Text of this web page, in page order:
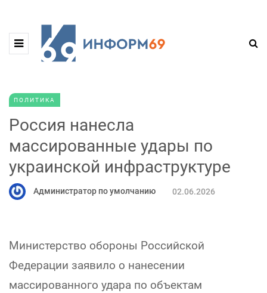
ПОЛИТИКА
Россия нанесла
массированные удары по
украинской инфраструктуре
Администратор по умолчанию 02.06.2026
Министерство обороны Российской
Федерации заявило о нанесении
массированного удара по объектам